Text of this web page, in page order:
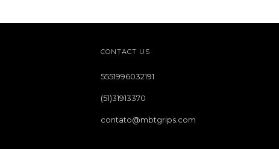
CONTACT US
5551996032191
(51)31913370
contato@mbtgrips.com